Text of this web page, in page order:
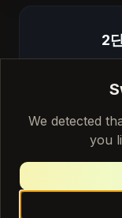
2
3
편집 버전을
We detected
you